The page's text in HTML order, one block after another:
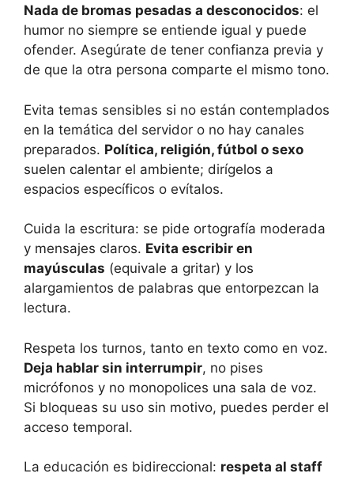
Nada de bromas pesadas a desconocidos: el
humor no siempre se entiende igual y puede
ofender. Asegúrate de tener confianza previa y
de que la otra persona comparte el mismo tono.
Evita temas sensibles si no están contemplados
en la temática del servidor o no hay canales
preparados. Política, religión, fútbol o sexo
suelen calentar el ambiente; dirígelos a
espacios específicos o evítalos.
Cuida la escritura: se pide ortografía moderada
y mensajes claros. Evita escribir en
mayúsculas (equivale a gritar) y los
alargamientos de palabras que entorpezcan la
lectura.
Respeta los turnos, tanto en texto como en voz.
Deja hablar sin interrumpir, no pises
micrófonos y no monopolices una sala de voz.
Si bloqueas su uso sin motivo, puedes perder el
acceso temporal.
La educación es bidireccional: respeta al staff